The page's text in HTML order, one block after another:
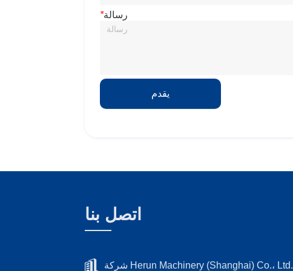
*رسالة
يقدم
اتصل بنا
شركة Herun Machinery (Shanghai) Co.، Ltd.